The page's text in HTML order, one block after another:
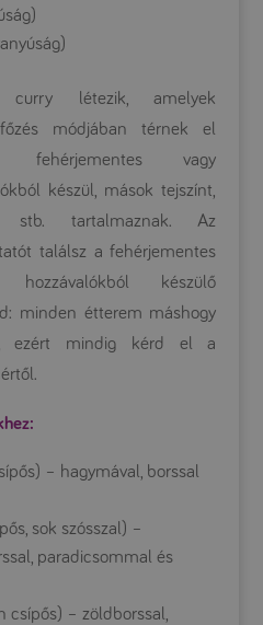
curry létezik, amelyek
módjában térnek el
fehérjementes vagy
készül, mások tejszínt,
stb. tartalmaznak. Az
találsz a fehérjementes
hozzávalókból készülő
minden étterem máshogy
ezért mindig kérd el a
– hagymával, borssal
sok szósszal) –
paradicsommal és
csípős) – zöldborssal,